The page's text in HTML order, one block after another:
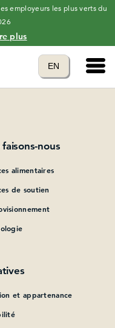
employeurs les plus verts du
plus
Translate to
EN
language
Main
Builder section.
nous
alimentaires
de soutien
et appartenance
trouver?